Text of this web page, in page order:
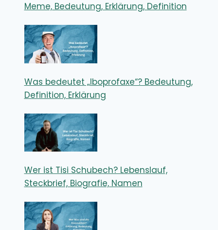
Meme, Bedeutung, Erklärung, Definition
Was bedeutet „Iboprofaxe“? Bedeutung,
Definition, Erklärung
Wer ist Tisi Schubech? Lebenslauf,
Steckbrief, Biografie, Namen